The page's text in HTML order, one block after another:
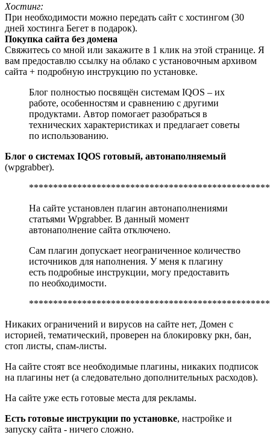
Хостинг:
При необходимости можно передать сайт с хостингом (30
дней хостинга Бегет в подарок).
Покупка сайта без домена
Свяжитесь со мной или закажите в 1 клик на этой странице. Я
вам предоставлю ссылку на облако с установочным архивом
сайта + подробную инструкцию по установке.
Блог полностью посвящён системам IQOS – их
работе, особенностям и сравнению с другими
продуктами. Автор помогает разобраться в
технических характеристиках и предлагает советы
по использованию.
Блог о системах IQOS готовый, автонаполняемый
(wpgrabber).
На сайте установлен плагин автонаполнениями
статьями Wpgrabber. В данный момент
автонаполнение сайта отключено.
Сам плагин допускает неограниченное количество
источников для наполнения. У меня к плагину
есть подробные инструкции, могу предоставить
по необходимости.
Никаких ограничений и вирусов на сайте нет, Домен с
историей, тематический, проверен на блокировку ркн, бан,
стоп листы, спам-листы.
На сайте стоят все необходимые плагины, никаких подписок
на плагины нет (а следовательно дополнительных расходов).
На сайте уже есть готовые места для рекламы.
Есть готовые инструкции по установке, настройке и
запуску сайта - ничего сложно.